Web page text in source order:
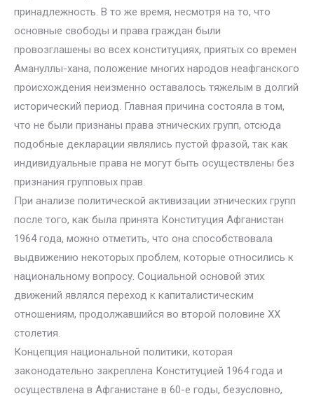
принадлежность. В то же время, несмотря на то, что
основные свободы и права граждан были
провозглашены во всех конституциях, приятых со времен
Амануллы-хана, положение многих народов неафганского
происхождения неизменно оставалось тяжелым в долгий
исторический период. Главная причина состояла в том,
что не были признаны права этнических групп, отсюда
подобные декларации являлись пустой фразой, так как
индивидуальные права не могут быть осуществлены без
признания групповых прав.
При анализе политической активизации этнических групп
после того, как была принята Конституция Афганистан
1964 года, можно отметить, что она способствовала
выдвижению некоторых проблем, которые относились к
национальному вопросу. Социальной основой этих
движений являлся переход к капиталистическим
отношениям, продолжавшийся во второй половине ХХ
столетия.
Концепция национальной политики, которая
законодательно закреплена Конституцией 1964 года и
осуществлена в Афганистане в 60-е годы, безусловно,